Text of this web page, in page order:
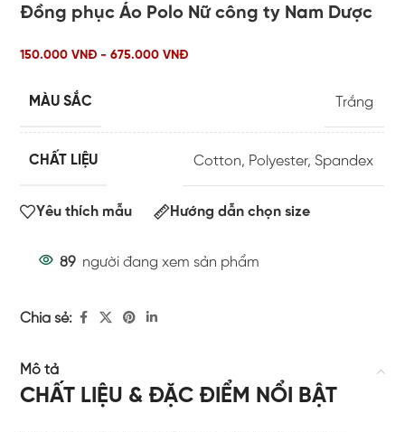
Đồng phục Áo Polo Nữ công ty Nam Dược
150.000 VNĐ - 675.000 VNĐ
MÀU SẮC Trắng
CHẤT LIỆU Cotton, Polyester,Spandex
Yêu thích mẫu Hướng dẫn chọn size
89 người đang xem sản phẩm
Chia sẻ:
Mô tả
CHẤT LIỆU & ĐẶC ĐIỂM NỔI BẬT